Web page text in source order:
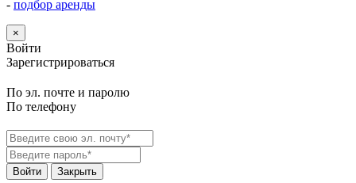
- подбор аренды
×
Войти
Зарегистрироваться
По эл. почте и паролю
По телефону
Войти Закрыть